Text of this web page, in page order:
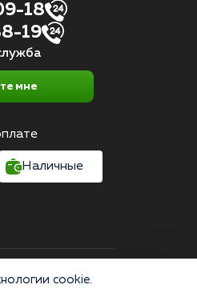
18
19
мне
Наличные
данных
cookie.